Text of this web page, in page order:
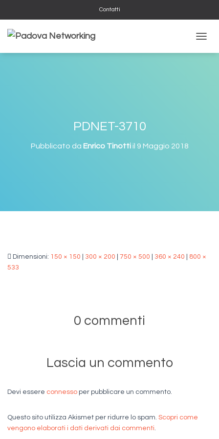
Contatti
PDNET-3710
Pubblicato da Enrico Tinottiil 9 Maggio 2018
Dimensioni: 150 × 150 300 × 200 750 × 500 360 × 240
800 ×
533
0 commenti
Lascia un commento
Devi essere connesso per pubblicare un commento.
Questo sito utilizza Akismet per ridurre lo spam. Scopri come
vengono elaborati i dati derivati dai commenti.